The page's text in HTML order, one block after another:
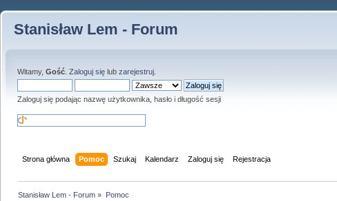
Stanisław Lem - Forum
Witamy, Gość Zaloguj się lub zarejestruj
Zaloguj się podając nazwę użytkownika, hasło i długość sesji
Strona główna Pomoc Szukaj Kalendarz Zaloguj się Rejestracja
Stanisław Lem - Forum » Pomoc